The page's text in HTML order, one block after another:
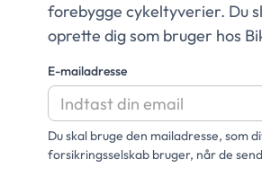
forebygge cykeltyverier. Du
oprette dig som bruger hos
E-mailadresse
Du skal bruge den mailadresse, som
forsikringsselskab bruger, når de